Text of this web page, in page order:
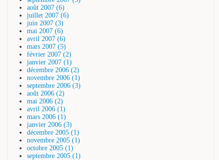
août 2007 (6)
juillet 2007 (6)
juin 2007 (3)
mai 2007 (6)
avril 2007 (6)
mars 2007 (5)
février 2007 (2)
janvier 2007 (1)
décembre 2006 (2)
novembre 2006 (1)
septembre 2006 (3)
août 2006 (2)
mai 2006 (2)
avril 2006 (1)
mars 2006 (1)
janvier 2006 (3)
décembre 2005 (1)
novembre 2005 (1)
octobre 2005 (1)
septembre 2005 (1)